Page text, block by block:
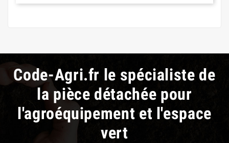
Code-Agri.fr le spécialiste de
la pièce détachée pour
l'agroéquipement et l'espace
vert